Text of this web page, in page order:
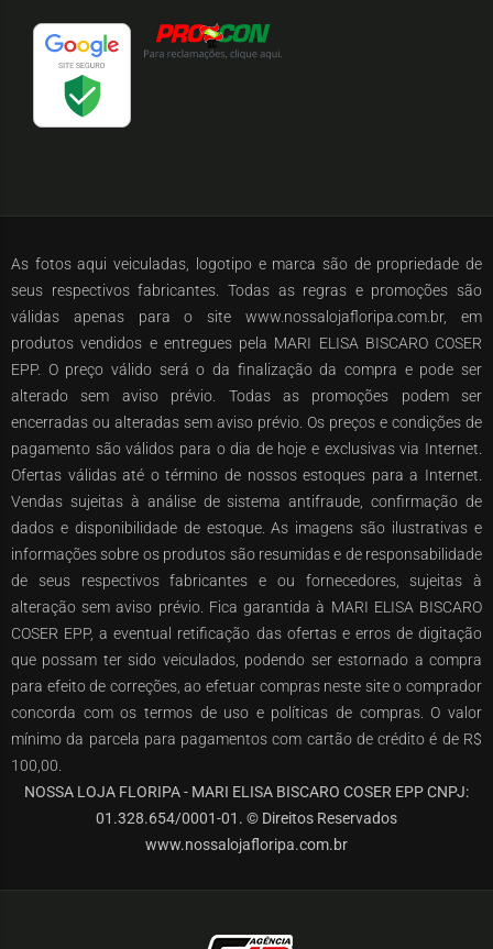
As fotos aqui veiculadas, logotipo e marca são de propriedade de
seus respectivos fabricantes. Todas as regras e promoções são
válidas apenas para o site www.nossalojafloripa.com.br, em
produtos vendidos e entregues pela MARI ELISA BISCARO COSER
EPP. O preço válido será o da finalização da compra e pode ser
alterado sem aviso prévio. Todas as promoções podem ser
encerradas ou alteradas sem aviso prévio. Os preços e condições de
pagamento são válidos para o dia de hoje e exclusivas via Internet.
Ofertas válidas até o término de nossos estoques para a Internet.
Vendas sujeitas à análise de sistema antifraude, confirmação de
dados e disponibilidade de estoque. As imagens são ilustrativas e
informações sobre os produtos são resumidas e de responsabilidade
de seus respectivos fabricantes e ou fornecedores, sujeitas à
alteração sem aviso prévio. Fica garantida à MARI ELISA BISCARO
COSER EPP, a eventual retificação das ofertas e erros de digitação
que possam ter sido veiculados, podendo ser estornado a compra
para efeito de correções, ao efetuar compras neste site o comprador
concorda com os termos de uso e políticas de compras. O valor
mínimo da parcela para pagamentos com cartão de crédito é de R$
100,00.
NOSSA LOJA FLORIPA - MARI ELISA BISCARO COSER EPP CNPJ:
01.328.654/0001-01. © Direitos Reservados
www.nossalojafloripa.com.br